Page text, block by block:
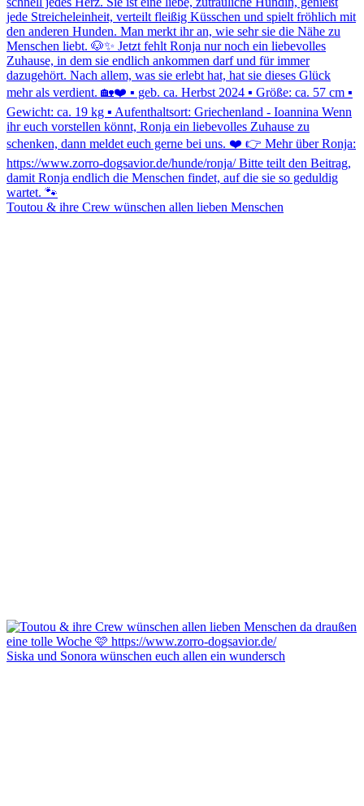
Toutou & ihre Crew wünschen allen lieben Menschen
Siska und Sonora wünschen euch allen ein wundersch